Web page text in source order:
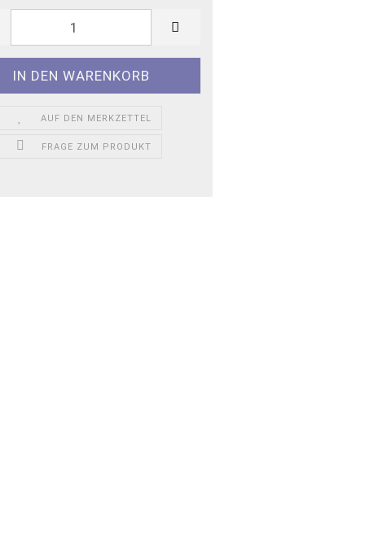
AUF DEN MERKZETTEL
FRAGE ZUM PRODUKT